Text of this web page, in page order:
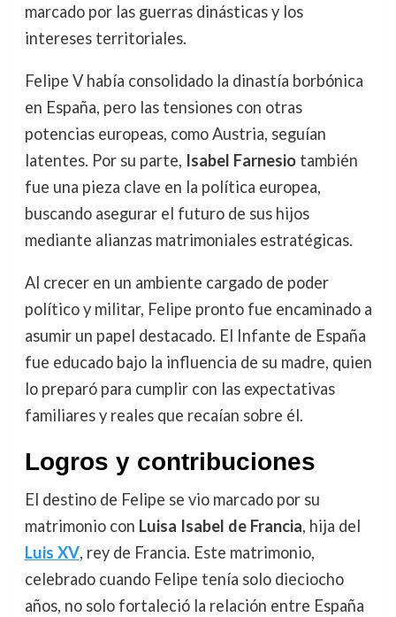
marcado por las guerras dinásticas y los
intereses territoriales.
Felipe V había consolidado la dinastía borbónica
en España, pero las tensiones con otras
potencias europeas, como Austria, seguían
latentes. Por su parte, Isabel Farnesiotambién
fue una pieza clave en la política europea,
buscando asegurar el futuro de sus hijos
mediante alianzas matrimoniales estratégicas.
Al crecer en un ambiente cargado de poder
político y militar, Felipe pronto fue encaminado a
asumir un papel destacado. El Infante de España
fue educado bajo la influencia de su madre, quien
lo preparó para cumplir con las expectativas
familiares y reales que recaían sobre él.
Logros y contribuciones
El destino de Felipe se vio marcado por su
matrimonio con Luisa Isabel de Francia, hija del
Luis XV, rey de Francia. Este matrimonio,
celebrado cuando Felipe tenía solo dieciocho
años, no solo fortaleció la relación entre España